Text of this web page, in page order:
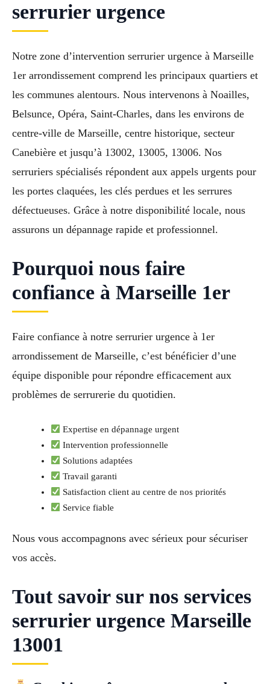
serrurier urgence
Notre zone d’intervention serrurier urgence à Marseille
1er arrondissement comprend les principaux quartiers et
les communes alentours. Nous intervenons à Noailles,
Belsunce, Opéra, Saint-Charles, dans les environs de
centre-ville de Marseille, centre historique, secteur
Canebière et jusqu’à 13002, 13005, 13006. Nos
serruriers spécialisés répondent aux appels urgents pour
les portes claquées, les clés perdues et les serrures
défectueuses. Grâce à notre disponibilité locale, nous
assurons un dépannage rapide et professionnel.
Pourquoi nous faire
confiance à Marseille 1er
Faire confiance à notre serrurier urgence à 1er
arrondissement de Marseille, c’est bénéficier d’une
équipe disponible pour répondre efficacement aux
problèmes de serrurerie du quotidien.
Expertise en dépannage urgent
Intervention professionnelle
Solutions adaptées
Travail garanti
Satisfaction client au centre de nos priorités
Service fiable
Nous vous accompagnons avec sérieux pour sécuriser
vos accès.
Tout savoir sur nos services
serrurier urgence Marseille
13001